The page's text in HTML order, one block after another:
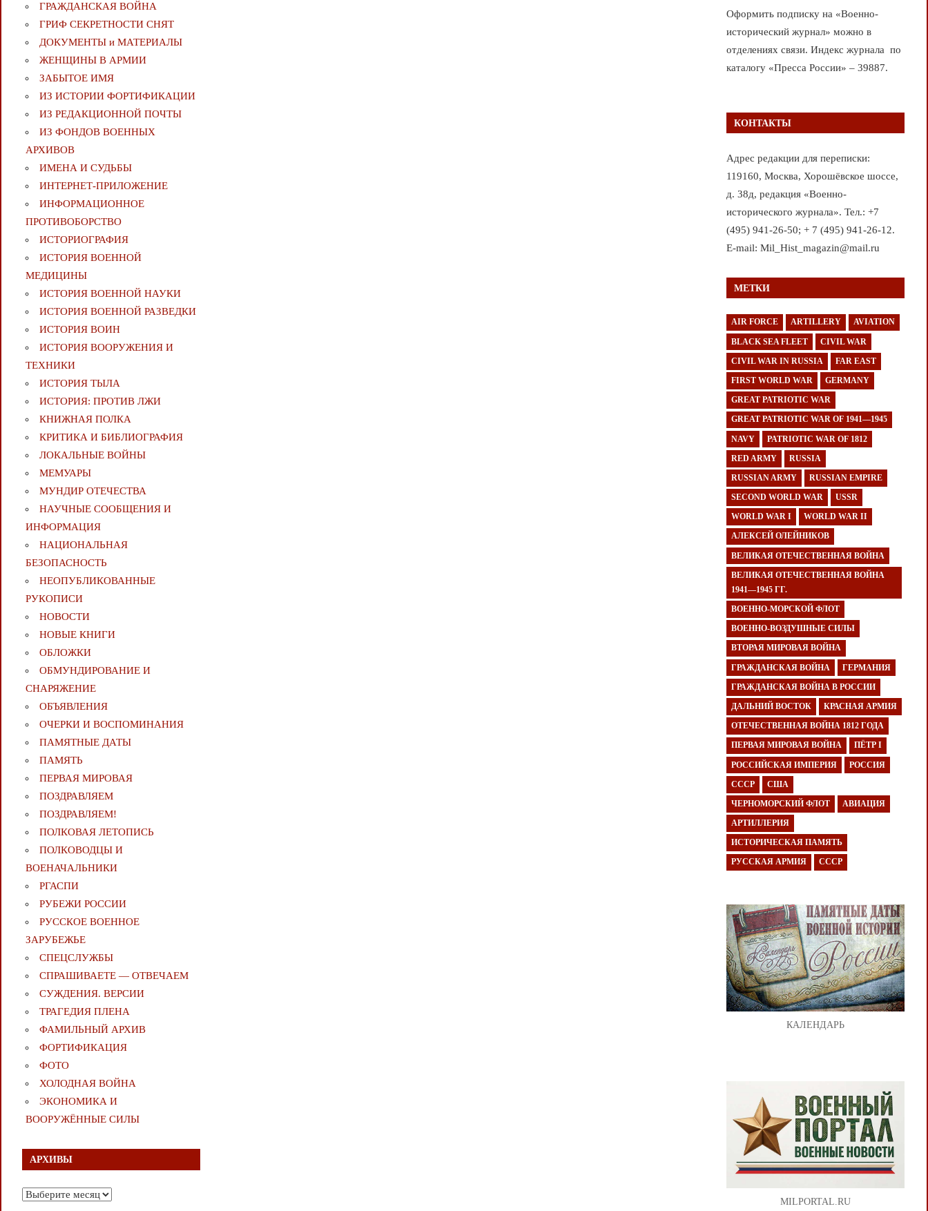
ГРАЖДАНСКАЯ ВОЙНА
ГРИФ СЕКРЕТНОСТИ СНЯТ
ДОКУМЕНТЫ и МАТЕРИАЛЫ
ЖЕНЩИНЫ В АРМИИ
ЗАБЫТОЕ ИМЯ
ИЗ ИСТОРИИ ФОРТИФИКАЦИИ
ИЗ РЕДАКЦИОННОЙ ПОЧТЫ
ИЗ ФОНДОВ ВОЕННЫХ
АРХИВОВ
ИМЕНА И СУДЬБЫ
ИНТЕРНЕТ-ПРИЛОЖЕНИЕ
ИНФОРМАЦИОННОЕ
ПРОТИВОБОРСТВО
ИСТОРИОГРАФИЯ
ИСТОРИЯ ВОЕННОЙ
МЕДИЦИНЫ
ИСТОРИЯ ВОЕННОЙ НАУКИ
ИСТОРИЯ ВОЕННОЙ РАЗВЕДКИ
ИСТОРИЯ ВОИН
ИСТОРИЯ ВООРУЖЕНИЯ И
ТЕХНИКИ
ИСТОРИЯ ТЫЛА
ИСТОРИЯ: ПРОТИВ ЛЖИ
КНИЖНАЯ ПОЛКА
КРИТИКА И БИБЛИОГРАФИЯ
ЛОКАЛЬНЫЕ ВОЙНЫ
МЕМУАРЫ
МУНДИР ОТЕЧЕСТВА
НАУЧНЫЕ СООБЩЕНИЯ И
ИНФОРМАЦИЯ
НАЦИОНАЛЬНАЯ
БЕЗОПАСНОСТЬ
НЕОПУБЛИКОВАННЫЕ
РУКОПИСИ
НОВОСТИ
НОВЫЕ КНИГИ
ОБЛОЖКИ
ОБМУНДИРОВАНИЕ И
СНАРЯЖЕНИЕ
ОБЪЯВЛЕНИЯ
ОЧЕРКИ И ВОСПОМИНАНИЯ
ПАМЯТНЫЕ ДАТЫ
ПАМЯТЬ
ПЕРВАЯ МИРОВАЯ
ПОЗДРАВЛЯЕМ
ПОЗДРАВЛЯЕМ!
ПОЛКОВАЯ ЛЕТОПИСЬ
ПОЛКОВОДЦЫ И
ВОЕНАЧАЛЬНИКИ
РГАСПИ
РУБЕЖИ РОССИИ
РУССКОЕ ВОЕННОЕ
ЗАРУБЕЖЬЕ
СПЕЦСЛУЖБЫ
СПРАШИВАЕТЕ — ОТВЕЧАЕМ
СУЖДЕНИЯ. ВЕРСИИ
ТРАГЕДИЯ ПЛЕНА
ФАМИЛЬНЫЙ АРХИВ
ФОРТИФИКАЦИЯ
ФОТО
ХОЛОДНАЯ ВОЙНА
ЭКОНОМИКА И
ВООРУЖЁННЫЕ СИЛЫ
АРХИВЫ
Архивы
Оформить подписку на «Военно-
исторический журнал» можно в
отделениях связи. Индекс журнала по
каталогу «Пресса России» – 39887.
КОНТАКТЫ
Адрес редакции для переписки:
119160, Москва, Хорошёвское шоссе,
д. 38д, редакция «Военно-
исторического журнала». Тел.: +7
(495) 941-26-50; + 7 (495) 941-26-12.
E-mail: Mil_Hist_magazin@mail.ru
МЕТКИ
AIR FORCE ARTILLERY AVIATION
BLACK SEA FLEET CIVIL WAR
CIVIL WAR IN RUSSIA FAR EAST
FIRST WORLD WAR GERMANY
GREAT PATRIOTIC WAR
GREAT PATRIOTIC WAR OF 1941—1945
NAVY PATRIOTIC WAR OF 1812
RED ARMY RUSSIA
RUSSIAN ARMY RUSSIAN EMPIRE
SECOND WORLD WAR USSR
WORLD WAR I WORLD WAR II
АЛЕКСЕЙ ОЛЕЙНИКОВ
ВЕЛИКАЯ ОТЕЧЕСТВЕННАЯ ВОЙНА
ВЕЛИКАЯ ОТЕЧЕСТВЕННАЯ ВОЙНА
1941—1945 ГГ.
ВОЕННО-МОРСКОЙ ФЛОТ
ВОЕННО-ВОЗДУШНЫЕ СИЛЫ
ВТОРАЯ МИРОВАЯ ВОЙНА
ГРАЖДАНСКАЯ ВОЙНА ГЕРМАНИЯ
ГРАЖДАНСКАЯ ВОЙНА В РОССИИ
ДАЛЬНИЙ ВОСТОК КРАСНАЯ АРМИЯ
ОТЕЧЕСТВЕННАЯ ВОЙНА 1812 ГОДА
ПЕРВАЯ МИРОВАЯ ВОЙНА ПЁТР I
РОССИЙСКАЯ ИМПЕРИЯ РОССИЯ
СССР США
ЧЕРНОМОРСКИЙ ФЛОТ АВИАЦИЯ
АРТИЛЛЕРИЯ
ИСТОРИЧЕСКАЯ ПАМЯТЬ
РУССКАЯ АРМИЯ СССР
КАЛЕНДАРЬ
MILPORTAL.RU